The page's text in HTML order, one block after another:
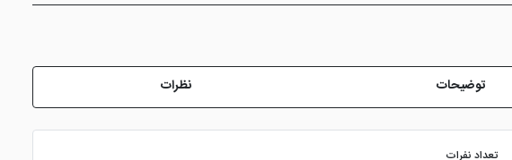
توضیحات نظرات
تعداد نفرات